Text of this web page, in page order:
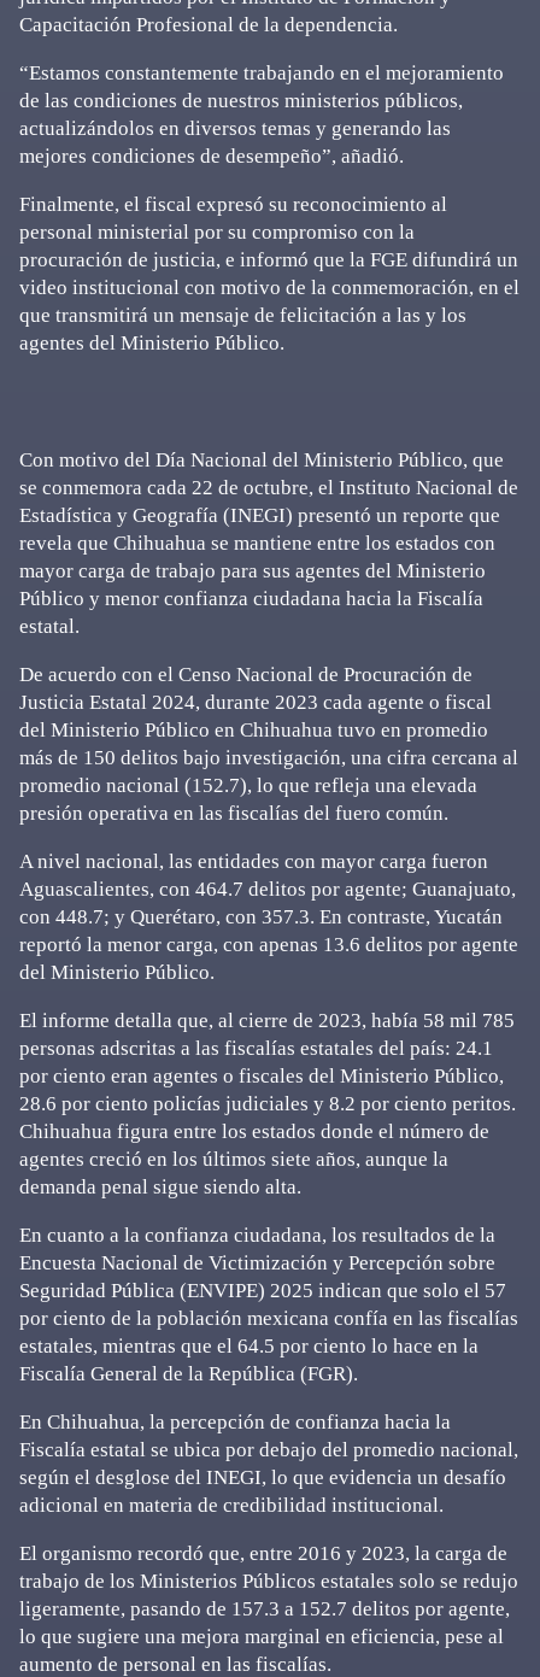
Capacitación Profesional de la dependencia.
“Estamos constantemente trabajando en el mejoramiento
de las condiciones de nuestros ministerios públicos,
actualizándolos en diversos temas y generando las
mejores condiciones de desempeño”, añadió.
Finalmente, el fiscal expresó su reconocimiento al
personal ministerial por su compromiso con la
procuración de justicia, e informó que la FGE difundirá un
video institucional con motivo de la conmemoración, en el
que transmitirá un mensaje de felicitación a las y los
agentes del Ministerio Público.
Con motivo del Día Nacional del Ministerio Público, que
se conmemora cada 22 de octubre, el Instituto Nacional de
Estadística y Geografía (INEGI) presentó un reporte que
revela que Chihuahua se mantiene entre los estados con
mayor carga de trabajo para sus agentes del Ministerio
Público y menor confianza ciudadana hacia la Fiscalía
estatal.
De acuerdo con el Censo Nacional de Procuración de
Justicia Estatal 2024, durante 2023 cada agente o fiscal
del Ministerio Público en Chihuahua tuvo en promedio
más de 150 delitos bajo investigación, una cifra cercana al
promedio nacional (152.7), lo que refleja una elevada
presión operativa en las fiscalías del fuero común.
A nivel nacional, las entidades con mayor carga fueron
Aguascalientes, con 464.7 delitos por agente; Guanajuato,
con 448.7; y Querétaro, con 357.3. En contraste, Yucatán
reportó la menor carga, con apenas 13.6 delitos por agente
del Ministerio Público.
El informe detalla que, al cierre de 2023, había 58 mil 785
personas adscritas a las fiscalías estatales del país: 24.1
por ciento eran agentes o fiscales del Ministerio Público,
28.6 por ciento policías judiciales y 8.2 por ciento peritos.
Chihuahua figura entre los estados donde el número de
agentes creció en los últimos siete años, aunque la
demanda penal sigue siendo alta.
En cuanto a la confianza ciudadana, los resultados de la
Encuesta Nacional de Victimización y Percepción sobre
Seguridad Pública (ENVIPE) 2025 indican que solo el 57
por ciento de la población mexicana confía en las fiscalías
estatales, mientras que el 64.5 por ciento lo hace en la
Fiscalía General de la República (FGR).
En Chihuahua, la percepción de confianza hacia la
Fiscalía estatal se ubica por debajo del promedio nacional,
según el desglose del INEGI, lo que evidencia un desafío
adicional en materia de credibilidad institucional.
El organismo recordó que, entre 2016 y 2023, la carga de
trabajo de los Ministerios Públicos estatales solo se redujo
ligeramente, pasando de 157.3 a 152.7 delitos por agente,
lo que sugiere una mejora marginal en eficiencia, pese al
aumento de personal en las fiscalías.